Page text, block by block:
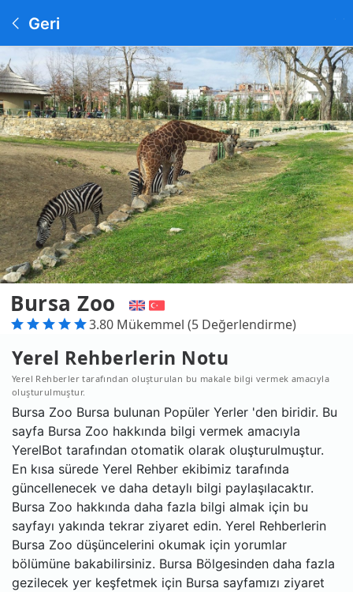
Geri
Bursa Zoo
3.80 Mükemmel (5 Değerlendirme)
Yerel Rehberlerin Notu
Yerel Rehberler tarafından oluşturulan bu makale bilgi vermek amacıyla
oluşturulmuştur.
Bursa Zoo Bursa bulunan Popüler Yerler 'den biridir. Bu
sayfa Bursa Zoo hakkında bilgi vermek amacıyla
YerelBot tarafından otomatik olarak oluşturulmuştur.
En kısa sürede Yerel Rehber ekibimiz tarafında
güncellenecek ve daha detaylı bilgi paylaşılacaktır.
Bursa Zoo hakkında daha fazla bilgi almak için bu
sayfayı yakında tekrar ziyaret edin. Yerel Rehberlerin
Bursa Zoo düşüncelerini okumak için yorumlar
bölümüne bakabilirsiniz. Bursa Bölgesinden daha fazla
gezilecek yer keşfetmek için Bursa sayfamızı ziyaret